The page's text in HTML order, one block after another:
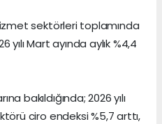
sektörleri toplamında
yılı Mart ayında aylık %4,4
bakıldığında; 2026 yılı
ciro endeksi %5,7 arttı,